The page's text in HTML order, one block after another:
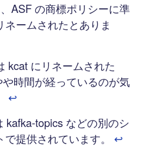
ASF の商標ポリシーに準
ネームされたとありま
kcat にリネームされた
時間が経っているのが気
↩︎
kafka-topics などの別のシ
で提供されています。 ↩︎